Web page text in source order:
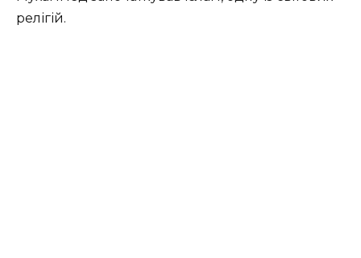
релігій.